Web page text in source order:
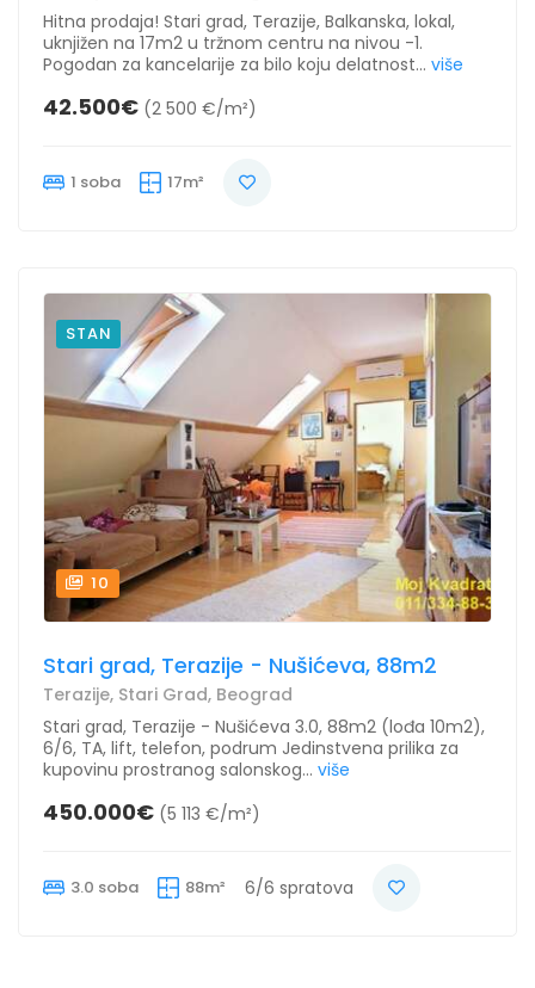
Hitna prodaja! Stari grad, Terazije, Balkanska, lokal,
uknjižen na 17m2 u tržnom centru na nivou -1.
Pogodan za kancelarije za bilo koju delatnost... više
42.500€ (2 500 €/m²)
1 soba 17m²
STAN
10
Stari grad, Terazije - Nušićeva, 88m2
Terazije, Stari Grad, Beograd
Stari grad, Terazije - Nušićeva 3.0, 88m2 (lođa 10m2),
6/6, TA, lift, telefon, podrum Jedinstvena prilika za
kupovinu prostranog salonskog... više
450.000€ (5 113 €/m²)
3.0 soba 88m² 6/6 spratova